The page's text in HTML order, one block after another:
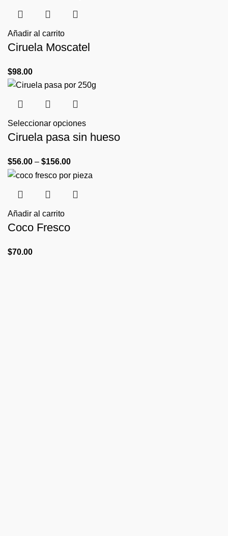
Añadir al carrito
Ciruela Moscatel
$98.00
Seleccionar opciones
Ciruela pasa sin hueso
$56.00 – $156.00
Añadir al carrito
Coco Fresco
$70.00